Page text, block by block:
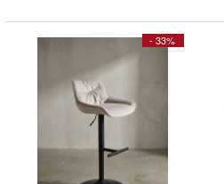
- 33%